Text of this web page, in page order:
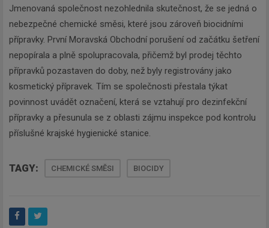
Jmenovaná společnost nezohlednila skutečnost, že se jedná o
nebezpečné chemické směsi, které jsou zároveň biocidními
přípravky. První Moravská Obchodní porušení od začátku šetření
nepopírala a plně spolupracovala, přičemž byl prodej těchto
přípravků pozastaven do doby, než byly registrovány jako
kosmetický přípravek. Tím se společnosti přestala týkat
povinnost uvádět označení, která se vztahují pro dezinfekční
přípravky a přesunula se z oblasti zájmu inspekce pod kontrolu
příslušné krajské hygienické stanice.
TAGY: CHEMICKÉ SMĚSI BIOCIDY